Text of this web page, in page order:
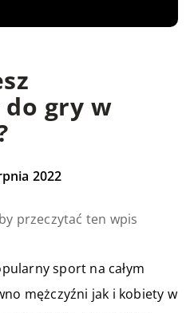
do gry w
2022
przeczytać ten wpis
sport na całym
mężczyźni jak i kobiety w